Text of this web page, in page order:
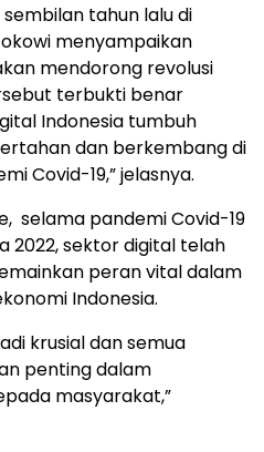
sembilan tahun lalu di
menyampaikan
mendorong revolusi
terbukti benar
Indonesia tumbuh
dan berkembang di
Covid-19,” jelasnya.
selama pandemi Covid-19
2022, sektor digital telah
peran vital dalam
Indonesia.
krusial dan semua
penting dalam
masyarakat,”